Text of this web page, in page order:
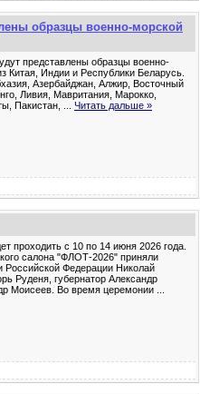
образцы военно-морской
представлены образцы военно-
Китая, Индии и Республики Беларусь.
Азербайджан, Алжир, Восточный
Ливия, Мавритания, Марокко,
Пакистан,
Читать дальше »
проходить с 10 по 14 июня 2026 года.
салона "ФЛОТ-2026" приняли
Российской Федерации Николай
Руденя, губернатор Александр
Моисеев. Во время церемонии